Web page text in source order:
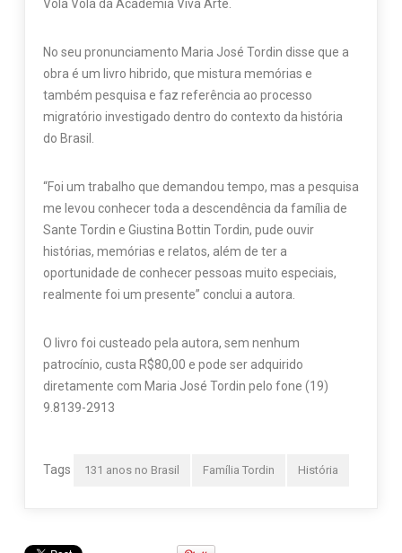
Vola Vola da Academia Viva Arte.
No seu pronunciamento Maria José Tordin disse que a
obra é um livro hibrido, que mistura memórias e
também pesquisa e faz referência ao processo
migratório investigado dentro do contexto da história
do Brasil.
“Foi um trabalho que demandou tempo, mas a pesquisa
me levou conhecer toda a descendência da família de
Sante Tordin e Giustina Bottin Tordin, pude ouvir
histórias, memórias e relatos, além de ter a
oportunidade de conhecer pessoas muito especiais,
realmente foi um presente” conclui a autora.
O livro foi custeado pela autora, sem nenhum
patrocínio, custa R$80,00 e pode ser adquirido
diretamente com Maria José Tordin pelo fone (19)
9.8139-2913
Tags 131 anos no Brasil Família Tordin História